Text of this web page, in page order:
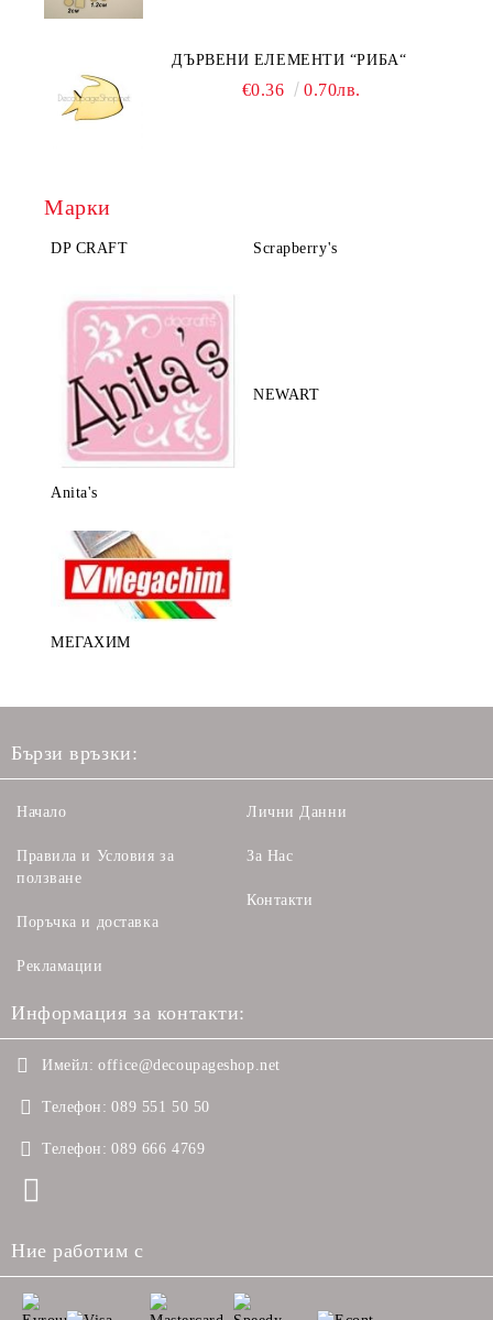
ДЪРВЕНИ ЕЛЕМЕНТИ “РИБА“
€0.36 0.70лв.
Марки
DP CRAFT Scrapberry's
Anita's
NEWART
МЕГАХИМ
Бързи връзки:
Начало
Правила и Условия за
ползване
Поръчка и доставка
Рекламации
Лични Данни
За Нас
Контакти
Информация за контакти:
Имейл: office@decoupageshop.net
Телефон: 089 551 50 50
Телефон: 089 666 4769
Ние работим с